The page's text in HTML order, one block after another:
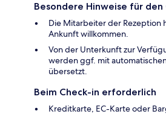
Besondere Hinweise für den
Die Mitarbeiter der Rezeption
Ankunft willkommen.
Von der Unterkunft zur
werden ggf. mit
übersetzt.
Beim Check-in erforderlich
Kreditkarte, EC-Karte oder